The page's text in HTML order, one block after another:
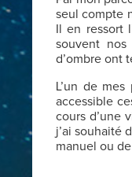
seul compte
Il en ressort
souvent nos
d’ombre ont
L’un de
accessible
cours d’une
j’ai souhaité
manuel ou